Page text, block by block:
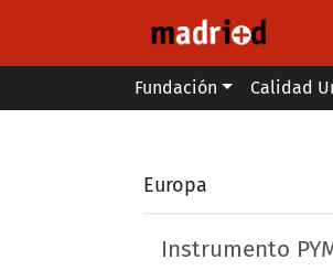
Main menu
Fundación Calidad
Europa
Main menu
Instrumento